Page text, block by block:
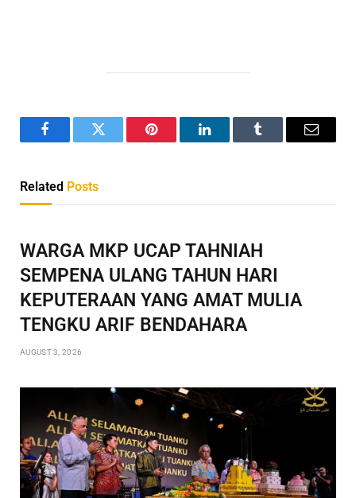
FacebookTwitter Pinterest LinkedInTumblr Email
Related Posts
WARGA MKP UCAP TAHNIAH
SEMPENA ULANG TAHUN HARI
KEPUTERAAN YANG AMAT MULIA
TENGKU ARIF BENDAHARA
AUGUST 3, 2026